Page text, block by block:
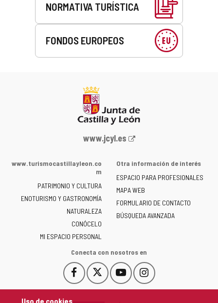
Uso de cookies
NORMATIVA TURÍSTICA
FONDOS EUROPEOS
Portal
la
de
Castilla
y
León
-
www.jcyl.es
www.turismocastillayleon.co
m
PATRIMONIO Y CULTURA
ENOTURISMO Y GASTRONOMÍA
NATURALEZA
CONÓCELO
MI ESPACIO PERSONAL
Otra información de interés
ESPACIO PARA PROFESIONALES
MAPA WEB
FORMULARIO DE CONTACTO
BÚSQUEDA AVANZADA
Conecta con nosotros en
Facebook
Este
enlace
Este
enlace
YouTube
Este
enlace
Instagram
Este
enlace